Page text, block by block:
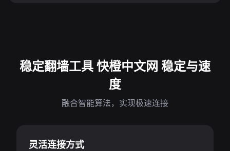
稳定翻墙工具 快橙中文网 稳定与速
度
融合智能算法，实现极速连接
灵活连接方式